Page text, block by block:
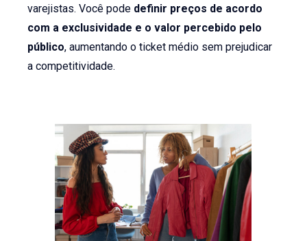
varejistas. Você pode definir preços de acordo
com a exclusividade e o valor percebido pelo
público, aumentando o ticket médio sem prejudicar
a competitividade.